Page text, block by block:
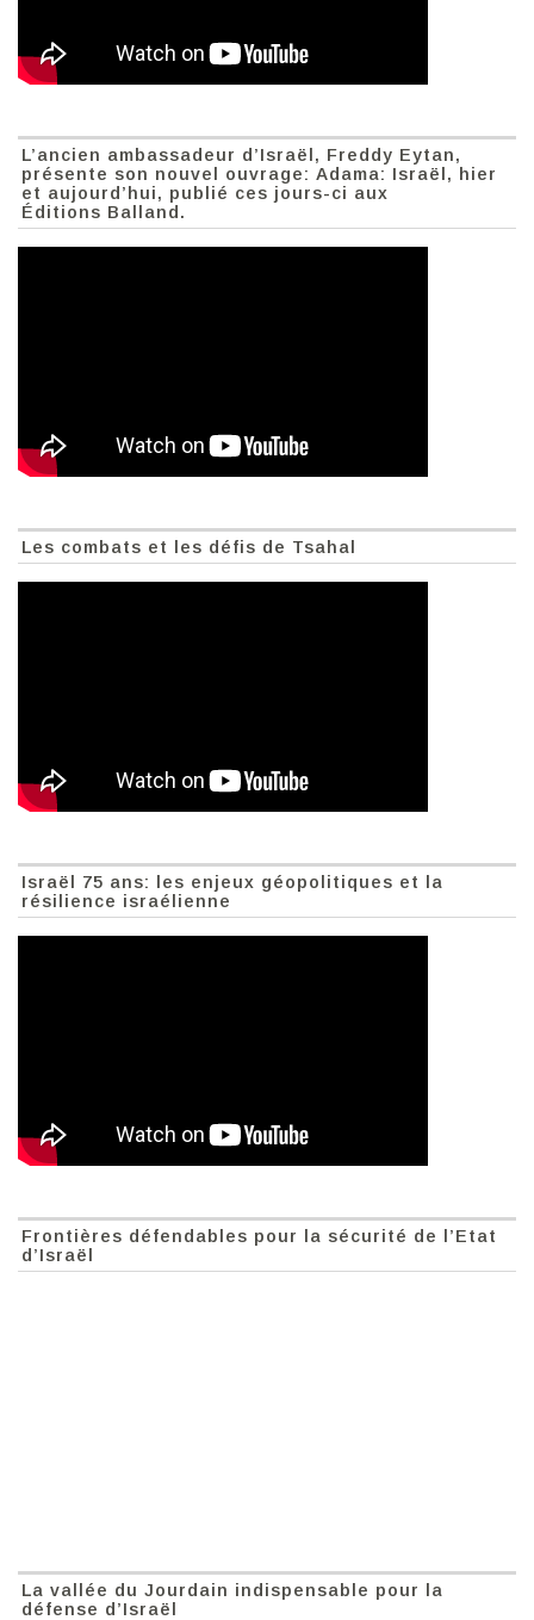
L’ancien ambassadeur d’Israël, Freddy Eytan,
présente son nouvel ouvrage: Adama: Israël, hier
et aujourd’hui, publié ces jours-ci aux
Éditions Balland.
Les combats et les défis de Tsahal
Israël 75 ans: les enjeux géopolitiques et la
résilience israélienne
Frontières défendables pour la sécurité de l’Etat
d’Israël
La vallée du Jourdain indispensable pour la
défense d’Israël